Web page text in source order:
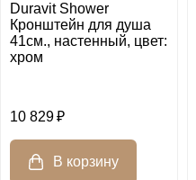
Duravit Shower
Кронштейн для душа
41см., настенный, цвет:
хром
10 829